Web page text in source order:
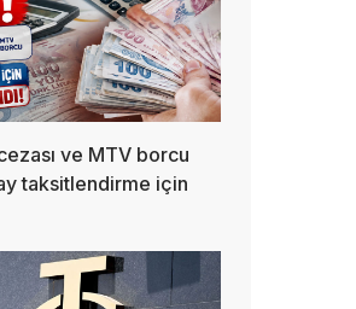
ve MTV borcu
taksitlendirme için